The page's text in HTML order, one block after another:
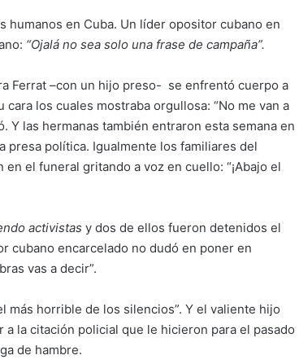
humanos en Cuba. Un líder opositor cubano en
“Ojalá no sea solo una frase de campaña”.
Ferrat –con un hijo preso- se enfrentó cuerpo a
los cuales mostraba orgullosa: “No me van a
Y las hermanas también entraron esta semana en
presa política. Igualmente los familiares del
el funeral gritando a voz en cuello: “¡Abajo el
activistas y dos de ellos fueron detenidos el
cubano encarcelado no dudó en poner en
vas a decir”.
más horrible de los silencios”. Y el valiente hijo
la citación policial que le hicieron para el pasado
de hambre.